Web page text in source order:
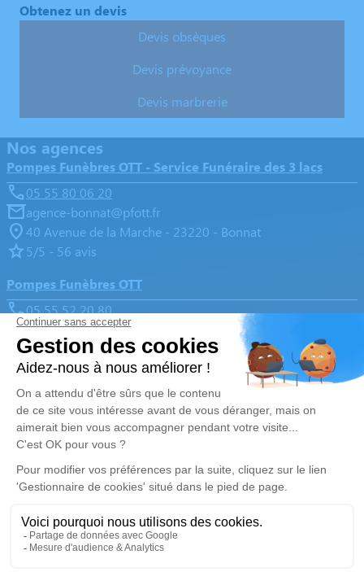
Obtenez un devis
Devis obsèques
Devis prévoyance
Devis marbrerie
Nos agences
Pompes Funèbres OTT - Service Funéraire des 3 lacs
05 55 80 06 20
agence-bonnat@pfott.fr
40 Avenue de la Marche - 23220 - Bonnat
5/5 - 56 avis
Pompes Funèbres OTT
05 55 52 20 80
agence-gueret@pfott.fr
14, Avenue du Berry - 23000 - Guéret
5/5 - 322 avis
Nos Services
Organiser des obsèques
Monuments funéraires
Services aux familles
Liens utiles
Avis de décès
Demande de rendez-vous en
Nos réseaux sociaux
Politique de traitement des données personnelles
Politique d’utilisation des cookies